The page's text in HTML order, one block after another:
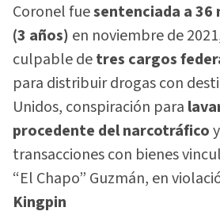
Coronel fuesentenciada a 36
(3 años) en noviembre de
culpable detres cargos
para distribuir drogas con
Unidos, conspiración para
procedente del narcotráfico
transacciones con bienes
“El Chapo” Guzmán, en
Kingpin